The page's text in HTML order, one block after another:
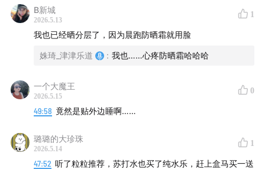
38:33办公室的空调玄学
42:20晒黑、晒伤与勋章
49:51 伺候制冰机
56:45菜市场的五月
【本期主播】
大龄产品经理（微博：@姝琦_HU，小红书：@姝琦同
学）
B新城
2026.5.13
1
我也已经晒分层了，因为晨跑防晒霜就用脸
姝琦_津津乐道 : 我也……心疼防晒霜哈哈哈
一个大魔王
2026.5.15
0
49:58 竟然是贴外边睡啊……
璐璐的大珍珠
2026.5.14
1
47:52 听了粒粒推荐，苏打水也买了纯水乐，赶上盒马买一送